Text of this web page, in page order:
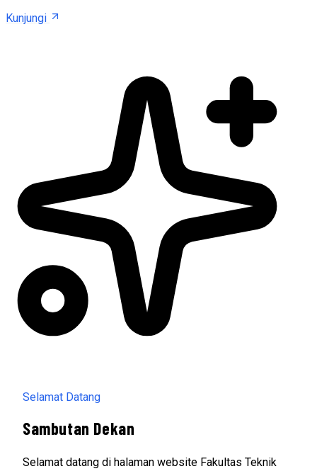
Kunjungi
Selamat Datang
Sambutan Dekan
Selamat datang di halaman website Fakultas Teknik